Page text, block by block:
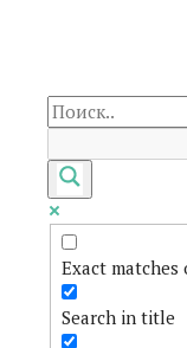
Exact matches
Search in title